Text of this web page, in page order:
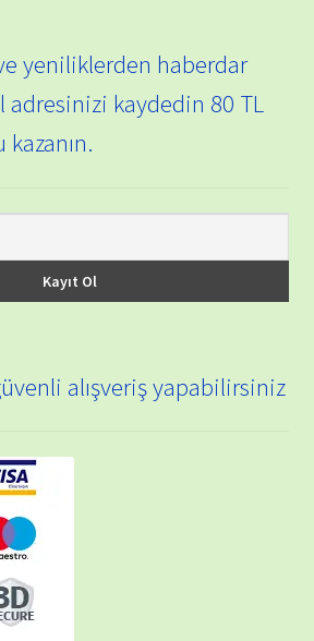
yeniliklerden haberdar
kaydedin 80 TL
alışveriş yapabilirsiniz